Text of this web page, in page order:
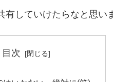
していけたらなと思い
目次